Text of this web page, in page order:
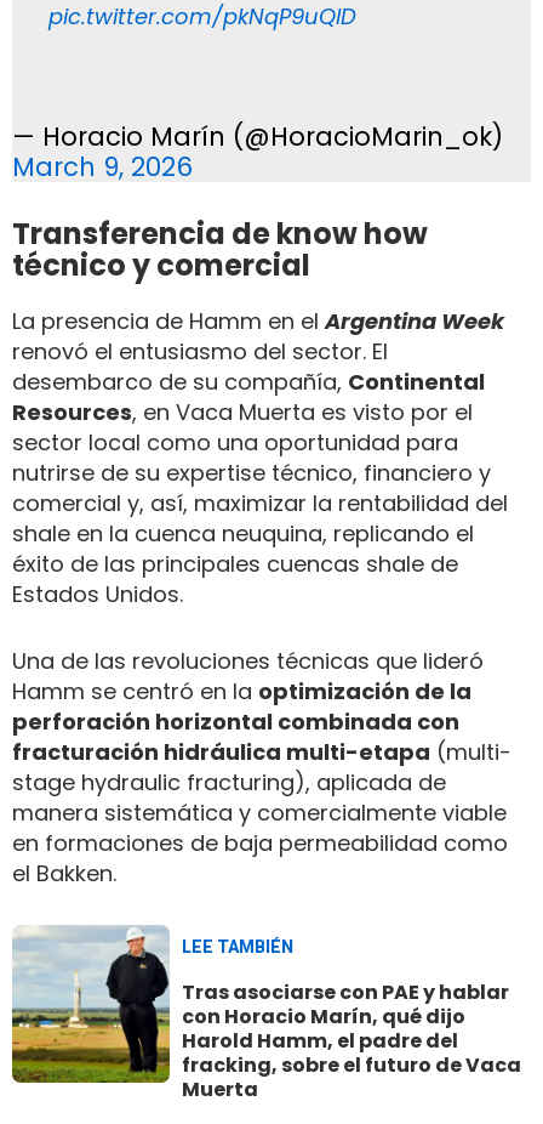
pic.twitter.com/pkNqP9uQlD
— Horacio Marín (@HoracioMarin_ok)
March 9, 2026
Transferencia de know how
técnico y comercial
La presencia de Hamm en elArgentina Week
renovó el entusiasmo del sector. El
desembarco de su compañía, Continental
Resources, en Vaca Muerta es visto por el
sector local como una oportunidad para
nutrirse de su expertise técnico, financiero y
comercial y, así, maximizar la rentabilidad del
shale en la cuenca neuquina, replicando el
éxito de las principales cuencas shale de
Estados Unidos.
Una de las revoluciones técnicas que lideró
Hamm se centró en la optimización de la
perforación horizontal combinada con
fracturación hidráulica multi-etapa (multi-
stage hydraulic fracturing), aplicada de
manera sistemática y comercialmente viable
en formaciones de baja permeabilidad como
el Bakken.
LEE TAMBIÉN
Tras asociarse con PAE y hablar
con Horacio Marín, qué dijo
Harold Hamm, el padre del
fracking, sobre el futuro de Vaca
Muerta